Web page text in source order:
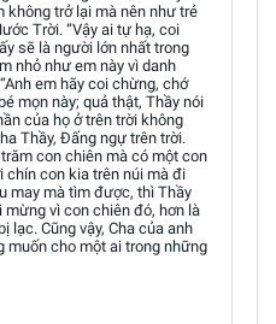
không trở lại mà nên như trẻ
Trời. “Vậy ai tự hạ, coi
sẽ là người lớn nhất trong
nhỏ như em này vì danh
em hãy coi chừng, chớ
mọn này; quả thật, Thầy nói
của họ ở trên trời không
Thầy, Đấng ngự trên trời.
con chiên mà có một con
con kia trên núi mà đi
may mà tìm được, thì Thầy
mừng vì con chiên đó, hơn là
lạc. Cũng vậy, Cha của anh
muốn cho một ai trong những